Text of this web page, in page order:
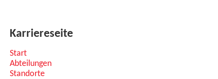
Karriereseite
Start
Abteilungen
Standorte